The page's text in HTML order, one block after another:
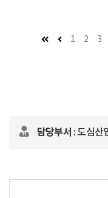
첫 페이지이전 페이지 (
1 2 3
담당부서 : 도심산